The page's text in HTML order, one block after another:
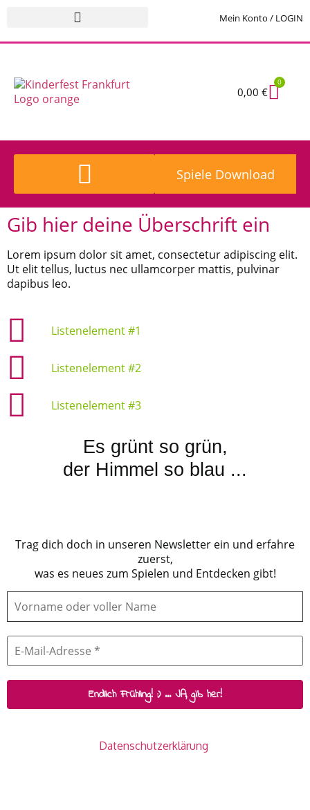
Mein Konto / LOGIN
0,00 €
0
Spiele Download
Gib hier deine Überschrift ein
Lorem ipsum dolor sit amet, consectetur adipiscing elit.
Ut elit tellus, luctus nec ullamcorper mattis, pulvinar
dapibus leo.
Listenelement #1
Listenelement #2
Listenelement #3
Es grünt so grün,
der Himmel so blau ...
Trag dich doch in unseren Newsletter ein und erfahre
zuerst,
was es neues zum Spielen und Entdecken gibt!
Datenschutzerklärung